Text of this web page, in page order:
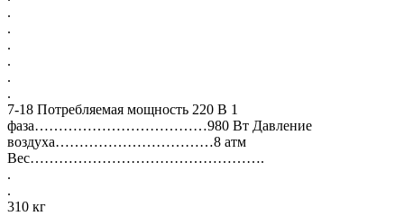
.
.
.
.
.
.
7-18 Потребляемая мощность 220 В 1
фаза………………………………980 Вт Давление
воздуха……………………………8 атм
Вес………………………………………….
.
.
310 кг